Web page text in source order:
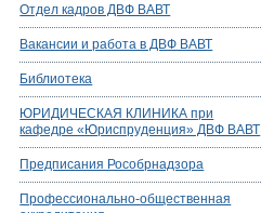
Отдел кадров ДВФ ВАВТ
Вакансии и работа в ДВФ ВАВТ
Библиотека
ЮРИДИЧЕСКАЯ КЛИНИКА при
кафедре «Юриспруденция» ДВФ ВАВТ
Предписания Рособрнадзора
Профессионально-общественная